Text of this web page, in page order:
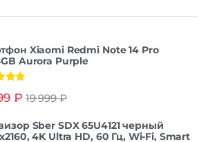
Xiaomi Redmi Note 14 Pro
Aurora Purple
₽ 19 999₽
Sber SDX 65U4121 черный
4K Ultra HD, 60 Гц, Wi-Fi, Smart